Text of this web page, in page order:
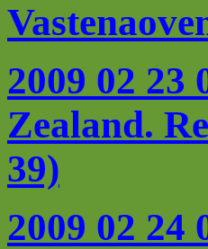
2009 02 23
Zealand.
39)
2009 02 24